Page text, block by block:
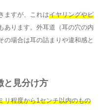
ますが、これはイヤリングやピ
あります。外耳道（耳の穴の内
の場合は耳の詰まりや違和感と
と見分け方
リ程度から1センチ以内のもの